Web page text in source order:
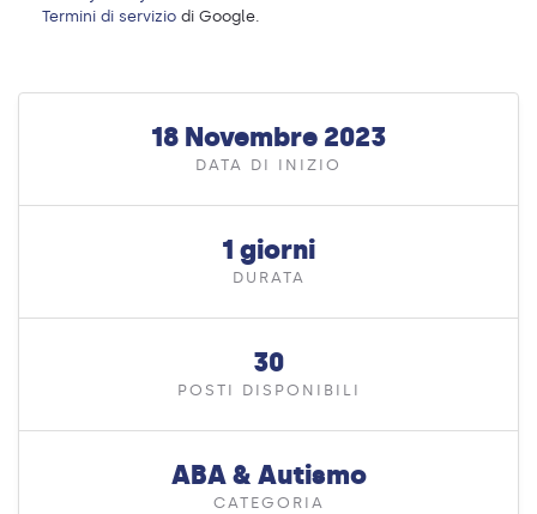
Termini di servizio di Google.
18 Novembre 2023
DATA DI INIZIO
1 giorni
DURATA
30
POSTI DISPONIBILI
ABA & Autismo
CATEGORIA